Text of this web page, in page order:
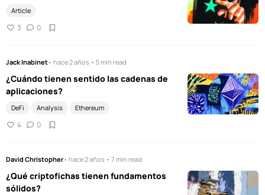
Article
3 0
Jack Inabinet• hace 2 años • 5 min read
¿Cuándo tienen sentido las cadenas de
aplicaciones?
DeFi Analysis Ethereum
4 0
David Christopher• hace 2 años • 7 min read
¿Qué criptofichas tienen fundamentos
sólidos?